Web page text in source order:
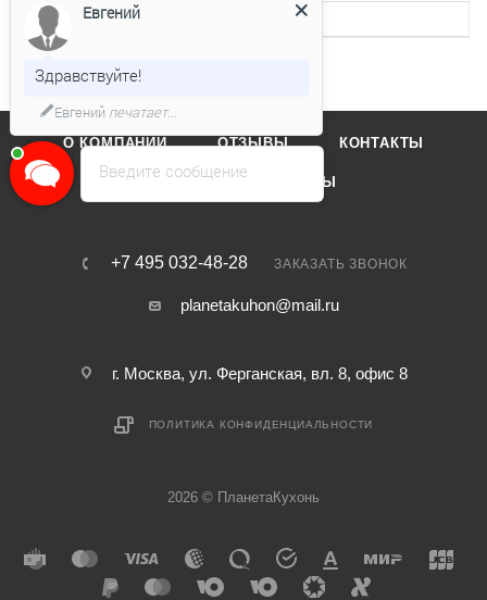
Уровень шума
О КОМПАНИИ ОТЗЫВЫ КОНТАКТЫ
КАТАЛОГ БРЕНДЫ
+7 495 032-48-28 ЗАКАЗАТЬ ЗВОНОК
planetakuhon@mail.ru
г. Москва, ул. Ферганская, вл. 8, офис 8
ПОЛИТИКА КОНФИДЕНЦИАЛЬНОСТИ
2026 © ПланетаКухонь
Введите сообщение
Евгений
Здравствуйте!
Евгенийпечатает...